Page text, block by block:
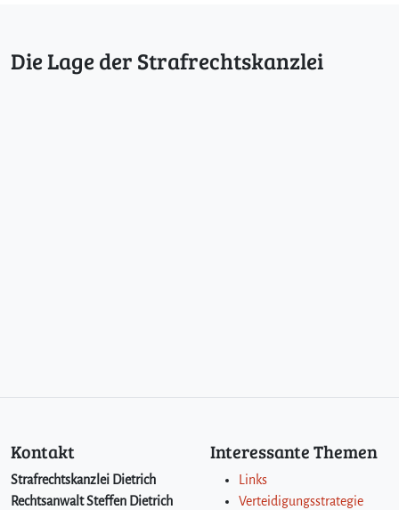
Die Lage der Strafrechtskanzlei
Kontakt
Strafrechtskanzlei Dietrich
Rechtsanwalt Steffen Dietrich
Interessante Themen
Links
Verteidigungsstrategie